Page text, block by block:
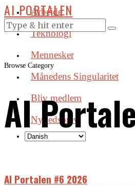
Arbejde
Teknologi
Mennesker
Månedens Singularitet
Bliv medlem
Nyhedsbrev
AI PORTALEN
Browse Category
AI
AI Portalen #6 2026